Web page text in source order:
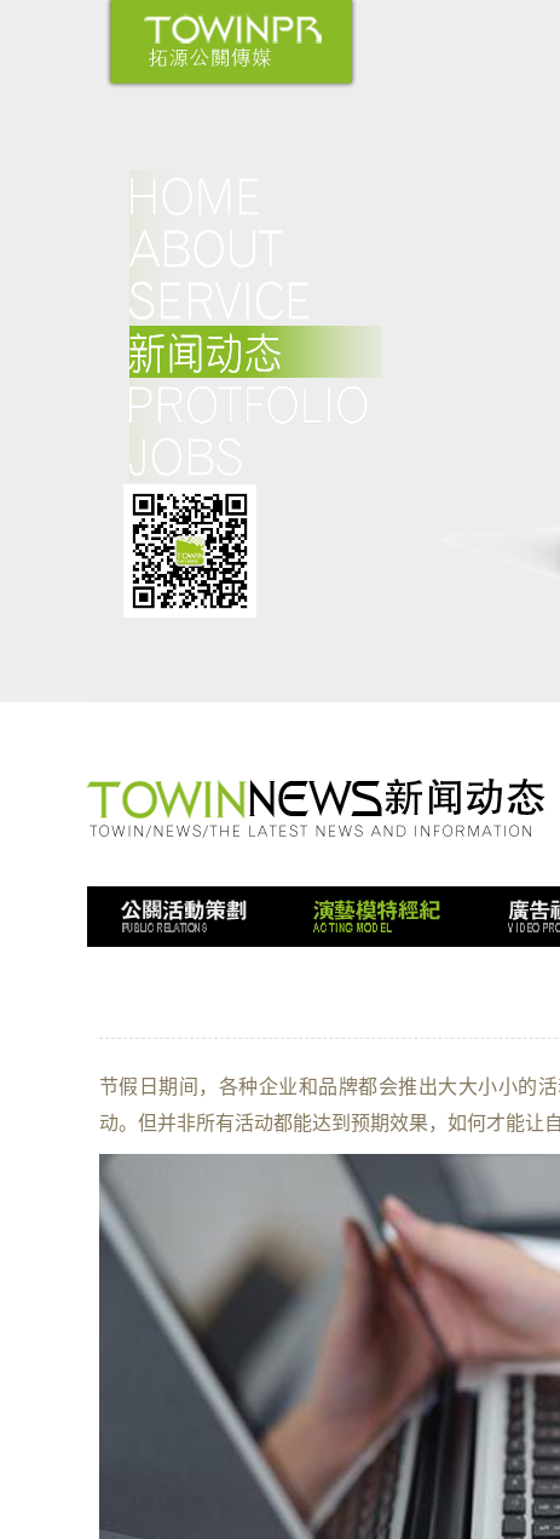
节假日期间，各种企业和品牌都会推出大大小小的
动。但并非所有活动都能达到预期效果，如何才能让